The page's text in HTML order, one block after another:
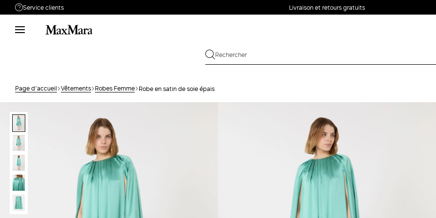
Service clients
Besoin de support ?
Téléphone : LUN / VEN 9 - 18
demande
Rechercher la
Livraison et retours gratuits
Page d’accueil Vêtements Robes Femme Robe en satin de soie épais